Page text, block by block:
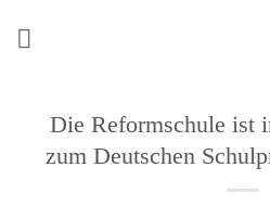
Die Reformschule ist
zum Deutschen